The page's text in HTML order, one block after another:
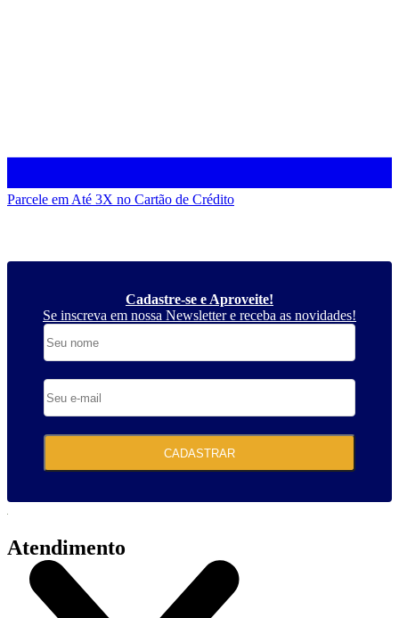
Parcele em Até 3X no Cartão de Crédito
Cadastre-se e Aproveite!
Se inscreva em nossa Newsletter e receba as novidades!
CADASTRAR
Atendimento